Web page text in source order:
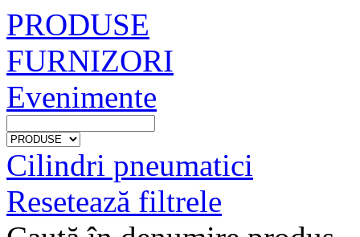
PRODUSE
FURNIZORI
Evenimente
Cilindri pneumatici
Resetează filtrele